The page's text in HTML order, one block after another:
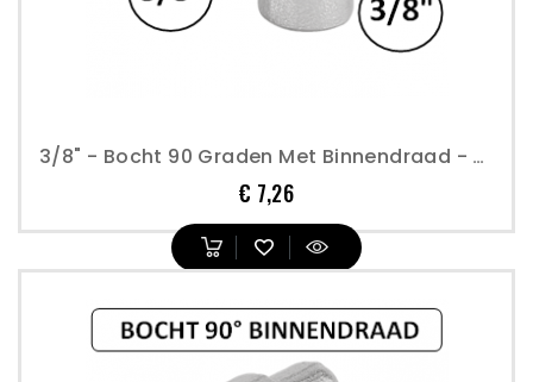
3/8" - Bocht 90 Graden Met Binnendraad - Perslucht
€ 7,26Prijs